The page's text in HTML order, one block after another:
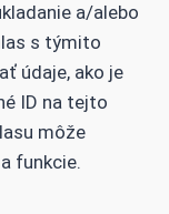
a/alebo
s týmito
údaje, ako je
ID na tejto
môže
funkcie.